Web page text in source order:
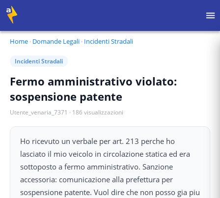
Home · Domande Legali · Incidenti Stradali
Incidenti Stradali
Fermo amministrativo violato:
sospensione patente
Utente_venaria_7371 · 186 visualizzazioni
Ho ricevuto un verbale per art. 213 perche ho
lasciato il mio veicolo in circolazione statica ed era
sottoposto a fermo amministrativo. Sanzione
accessoria: comunicazione alla prefettura per
sospensione patente. Vuol dire che non posso gia piu